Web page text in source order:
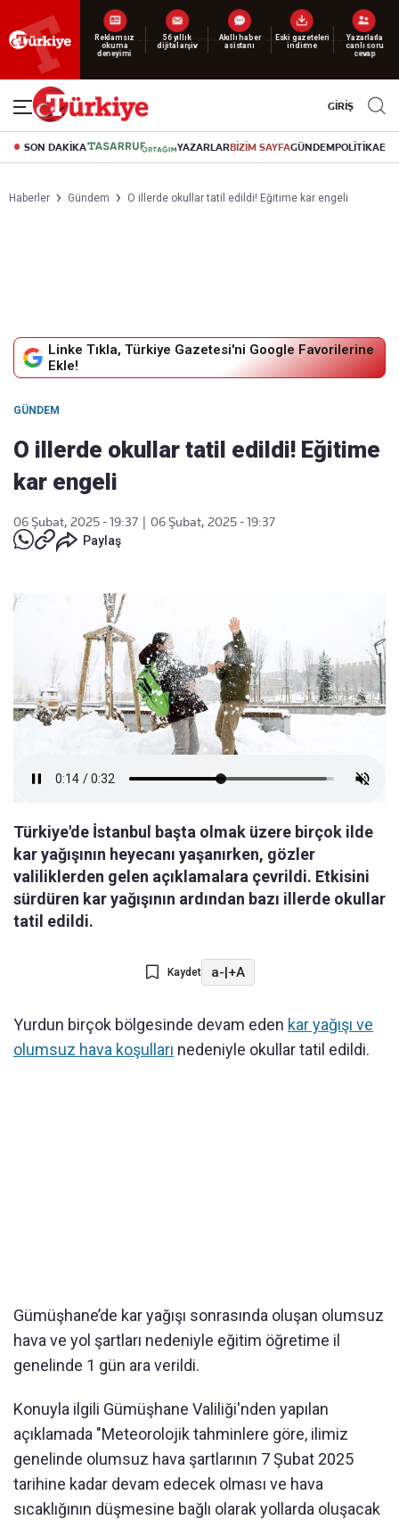
Reklamsız
okuma
deneyimi
56 yıllık
dijital arşiv
Akıllı haber
asistanı
Eski gazeteleri
indirme
Yazarlarla
canlı soru
cevap
GİRİŞ
SON DAKİKA YAZARLARBİZİM SAYFAGÜNDEMPOLİTİKA
Haberler Gündem O illerde okullar tatil edildi! Eğitime kar engeli
Linke Tıkla, Türkiye Gazetesi'ni Google Favorilerine
Ekle!
GÜNDEM
O illerde okullar tatil edildi! Eğitime
kar engeli
06 Şubat, 2025 - 19:37
06 Şubat, 2025 - 19:37
Paylaş
Türkiye'de İstanbul başta olmak üzere birçok ilde
kar yağışının heyecanı yaşanırken, gözler
valiliklerden gelen açıklamalara çevrildi. Etkisini
sürdüren kar yağışının ardından bazı illerde okullar
tatil edildi.
Kaydet a-|+A
Yurdun birçok bölgesinde devam eden kar yağışı ve
olumsuz hava koşulları nedeniyle okullar tatil edildi.
Gümüşhane’de kar yağışı sonrasında oluşan olumsuz
hava ve yol şartları nedeniyle eğitim öğretime il
genelinde 1 gün ara verildi.
Konuyla ilgili Gümüşhane Valiliği'nden yapılan
açıklamada "Meteorolojik tahminlere göre, ilimiz
genelinde olumsuz hava şartlarının 7 Şubat 2025
tarihine kadar devam edecek olması ve hava
sıcaklığının düşmesine bağlı olarak yollarda oluşacak